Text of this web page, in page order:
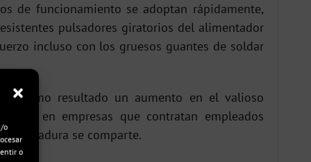
o
o
de funcionamiento se adoptan rápidamente,
pulsadores giratorios del alimentador
incluso con los gruesos guantes de soldar
como resultado un aumento en el valioso
en empresas que contratan empleados
soldadura se comparte.